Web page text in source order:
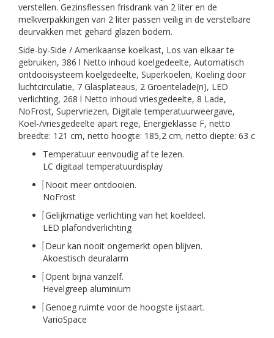
verstellen. Gezinsflessen frisdrank van 2 liter en de
melkverpakkingen van 2 liter passen veilig in de verstelbare
deurvakken met gehard glazen bodem.
Side-by-Side / Amerikaanse koelkast, Los van elkaar te
gebruiken, 386 l Netto inhoud koelgedeelte, Automatisch
ontdooisysteem koelgedeelte, Superkoelen, Koeling door
luchtcirculatie, 7 Glasplateaus, 2 Groentelade(n), LED
verlichting, 268 l Netto inhoud vriesgedeelte, 8 Lade,
NoFrost, Supervriezen, Digitale temperatuurweergave,
Koel-/vriesgedeelte apart rege, Energieklasse F, netto
breedte: 121 cm, netto hoogte: 185,2 cm, netto diepte: 63 c
Temperatuur eenvoudig af te lezen.
LC digitaal temperatuurdisplay
Nooit meer ontdooien.
NoFrost
Gelijkmatige verlichting van het koeldeel.
LED plafondverlichting
Deur kan nooit ongemerkt open blijven.
Akoestisch deuralarm
Opent bijna vanzelf.
Hevelgreep aluminium
Genoeg ruimte voor de hoogste ijstaart.
VarioSpace